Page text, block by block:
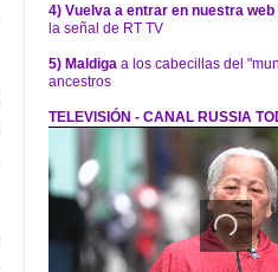
4) Vuelva a entrar en nuestra web
la señal de RT TV
5) Maldiga a los cabecillas del
ancestros
TELEVISIÓN - CANAL RUSSIA